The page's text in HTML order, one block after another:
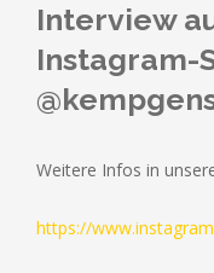
Interview
Instagram-
Weitere Infos in
https://